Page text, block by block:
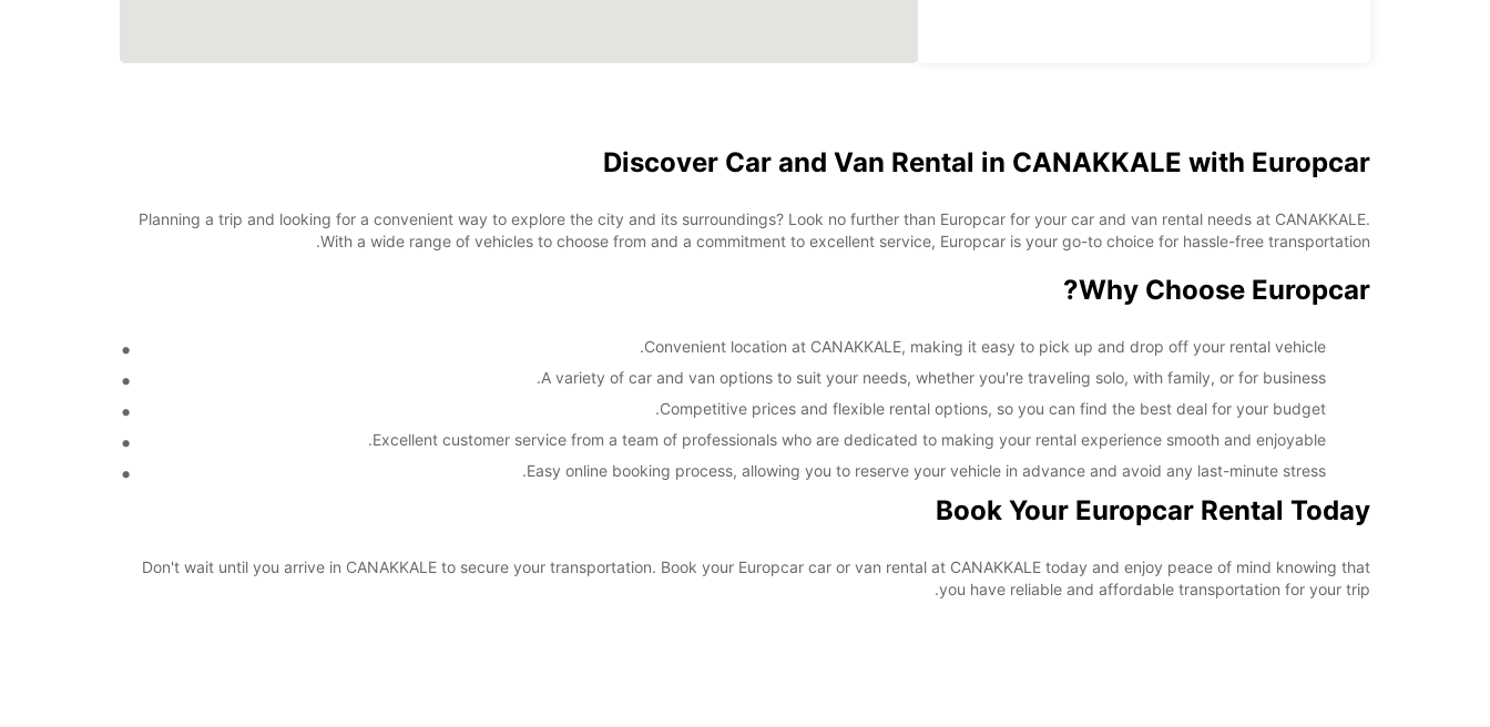
Discover Car and Van Rental in CANAKKALE with Europcar
Planning a trip and looking for a convenient way to explore the city and its surroundings? Look no further than Europcar for your car and van rental needs at CANAKKALE.
With a wide range of vehicles to choose from and a commitment to excellent service, Europcar is your go-to choice for hassle-free transportation.
Why Choose Europcar?
Convenient location at CANAKKALE, making it easy to pick up and drop off your rental vehicle.
A variety of car and van options to suit your needs, whether you're traveling solo, with family, or for business.
Competitive prices and flexible rental options, so you can find the best deal for your budget.
Excellent customer service from a team of professionals who are dedicated to making your rental experience smooth and enjoyable.
Easy online booking process, allowing you to reserve your vehicle in advance and avoid any last-minute stress.
Book Your Europcar Rental Today
Don't wait until you arrive in CANAKKALE to secure your transportation. Book your Europcar car or van rental at CANAKKALE today and enjoy peace of mind knowing that
you have reliable and affordable transportation for your trip.